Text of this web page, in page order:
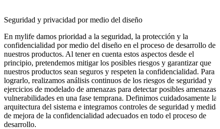
Seguridad y privacidad por medio del diseño
En mylife damos prioridad a la seguridad, la protección y la
confidencialidad por medio del diseño en el proceso de desarrollo de
nuestros productos. Al tener en cuenta estos aspectos desde el
principio, pretendemos mitigar los posibles riesgos y garantizar que
nuestros productos sean seguros y respeten la confidencialidad. Para
lograrlo, realizamos análisis continuos de los riesgos de seguridad y
ejercicios de modelado de amenazas para detectar posibles amenazas
vulnerabilidades en una fase temprana. Definimos cuidadosamente la
arquitectura del sistema e integramos controles de seguridad y
de mejora de la confidencialidad adecuados en todo el proceso de
desarrollo.